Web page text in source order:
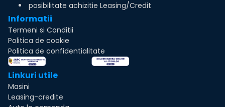
posibilitate achizitie Leasing/Credit
Informatii
Termeni si Conditii
Politica de cookie
Politica de confidentialitate
Linkuri utile
Masini
Leasing-credite